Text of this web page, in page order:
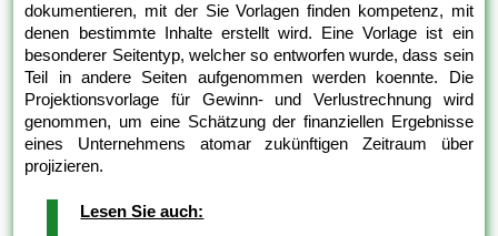
dokumentieren, mit der Sie Vorlagen finden kompetenz, mit
denen bestimmte Inhalte erstellt wird. Eine Vorlage ist ein
besonderer Seitentyp, welcher so entworfen wurde, dass sein
Teil in andere Seiten aufgenommen werden koennte. Die
Projektionsvorlage für Gewinn- und Verlustrechnung wird
genommen, um eine Schätzung der finanziellen Ergebnisse
eines Unternehmens atomar zukünftigen Zeitraum über
projizieren.
Lesen Sie auch: